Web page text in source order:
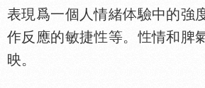
表現爲一個人情緒
驗中的強
作反應的敏捷
等。
情和脾
映。